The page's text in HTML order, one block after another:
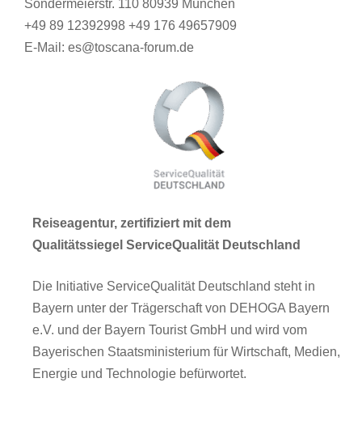
Sondermeierstr. 110 80939 München
+49 89 12392998 +49 176 49657909
E-Mail: es@toscana-forum.de
Reiseagentur, zertifiziert mit dem
Qualitätssiegel ServiceQualität Deutschland
Die Initiative ServiceQualität Deutschland steht in
Bayern unter der Trägerschaft von DEHOGA Bayern
e.V. und der Bayern Tourist GmbH und wird vom
Bayerischen Staatsministerium für Wirtschaft, Medien,
Energie und Technologie befürwortet.